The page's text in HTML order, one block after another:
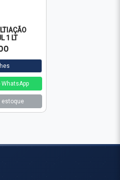
1 LT
estoque